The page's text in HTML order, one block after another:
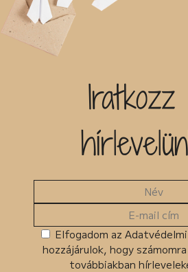
Elfogadom az
hozzájárulok, hogy
továbbiakban